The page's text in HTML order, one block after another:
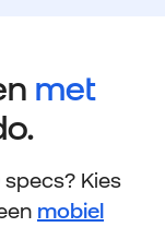
met
Kies
mobiel